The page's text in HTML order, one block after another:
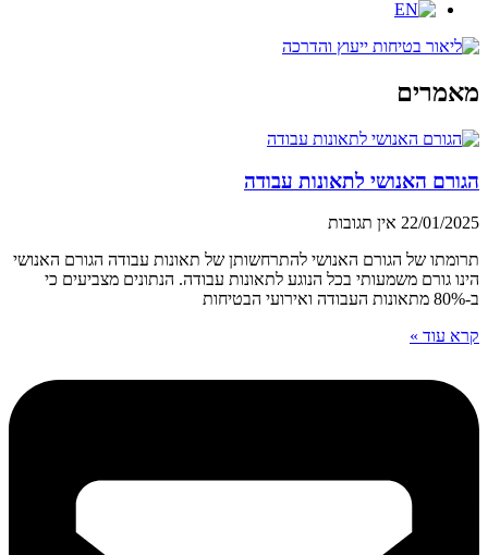
מאמרים
הגורם האנושי לתאונות עבודה
22/01/2025 אין תגובות
תרומתו של הגורם האנושי להתרחשותן של תאונות עבודה הגורם האנושי
הינו גורם משמעותי בכל הנוגע לתאונות עבודה. הנתונים מצביעים כי
ב-80% מתאונות העבודה ואירועי הבטיחות
קרא עוד »